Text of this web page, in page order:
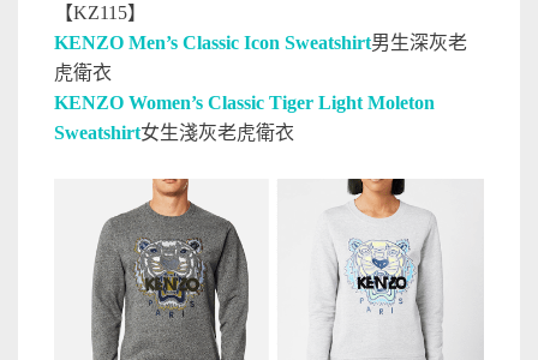
【KZ115】
KENZO Men’s Classic Icon Sweatshirt男生深灰老
虎衛衣
KENZO Women’s Classic Tiger Light Moleton
Sweatshirt女生淺灰老虎衛衣